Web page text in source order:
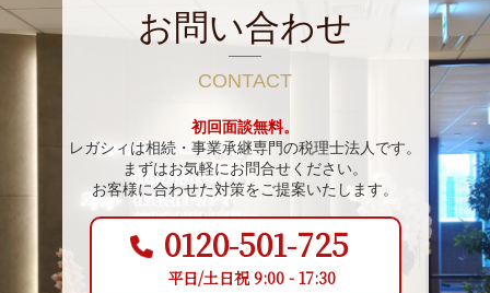
お問い合わせ
CONTACT
初回面談無料。
レガシィは相続・事業承継専門の税理士法人です。
まずはお気軽にお問合せください。
お客様に合わせた対策をご提案いたします。
0120-501-725
平日/土日祝 9:00 - 17:30